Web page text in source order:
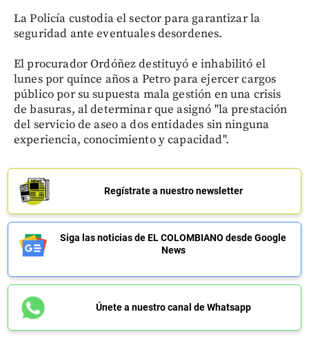
La Policía custodia el sector para garantizar la
seguridad ante eventuales desordenes.
El procurador Ordóñez destituyó e inhabilitó el
lunes por quince años a Petro para ejercer cargos
público por su supuesta mala gestión en una crisis
de basuras, al determinar que asignó "la prestación
del servicio de aseo a dos entidades sin ninguna
experiencia, conocimiento y capacidad".
Regístrate a nuestro newsletter
Siga las noticias de EL COLOMBIANO desde Google
News
Únete a nuestro canal de Whatsapp